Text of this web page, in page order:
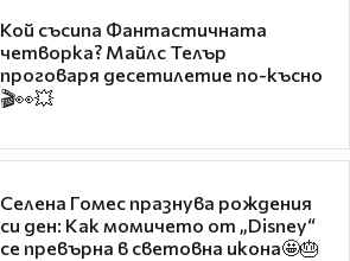
Кой съсипа Фантастичната
четворка? Майлс Телър
проговаря десетилетие по-късно
🎬👀💥
Селена Гомес празнува рождения
си ден: Как момичето от „Disney“
се превърна в световна икона🤩🎂